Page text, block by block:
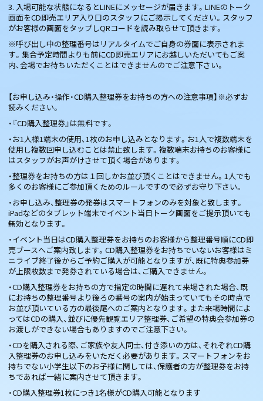
3. 入場可能な状態になるとLINEにメッセージが届きます。LINEのトーク
画面をCD即売エリア入り口のスタッフにご掲示してください。スタッフ
がお客様の画面をタップしQRコードを読み取らせて頂きます。
※呼び出し中の整理番号はリアルタイムでご自身の券面に表示されま
す。集合予定時間よりも前にCD即売エリアにお越しいただいてもご案
内、会場でお待ちいただくことはできませんのでご注意下さい。
【お申し込み・操作・CD購入整理券をお持ちの方への注意事項】※必ずお
読みください。
・『CD購入整理券』は無料です。
・お1人様1端末の使用、1枚のお申し込みとなります。お1人で複数端末を
使用し複数回申し込むことは禁止致します。複数端末お持ちのお客様に
はスタッフがお声がけさせて頂く場合があります。
・整理券をお持ちの方は１回しかお並び頂くことはできません。1人でも
多くのお客様にご参加頂くためのルールですので必ずお守り下さい。
・お申し込み、整理券の発券はスマートフォンのみを対象と致します。
iPadなどのタブレット端末でイベント当日トーク画面をご提示頂いても
無効となります。
・イベント当日はCD購入整理券をお持ちのお客様から整理番号順にCD即
売ブースへご案内致します。CD購入整理券をお持ちでいないお客様はミ
ニライブ終了後からご予約ご購入が可能となりますが、既に特典参加券
が上限枚数まで発券されている場合は、ご購入できません。
・CD購入整理券をお持ちの方で指定の時間に遅れて来場された場合、既
にお持ちの整理番号より後ろの番号の案内が始まっていてもその時点で
お並び頂いている方の最後尾へのご案内となります。また来場時間によ
ってはCDの購入、並びに優先観覧エリア整理券、ご希望の特典会参加券の
お渡しができない場合もありますのでご注意下さい。
・CDを購入される際、ご家族や友人同士、付き添いの方は、それぞれCD購
入整理券のお申し込みをいただく必要があります。スマートフォンをお
持ちでない小学生以下のお子様に関しては、保護者の方が整理券をお持
ちであれば一緒に案内させて頂きます。
・CD購入整理券1枚につき1名様がCD購入可能となります